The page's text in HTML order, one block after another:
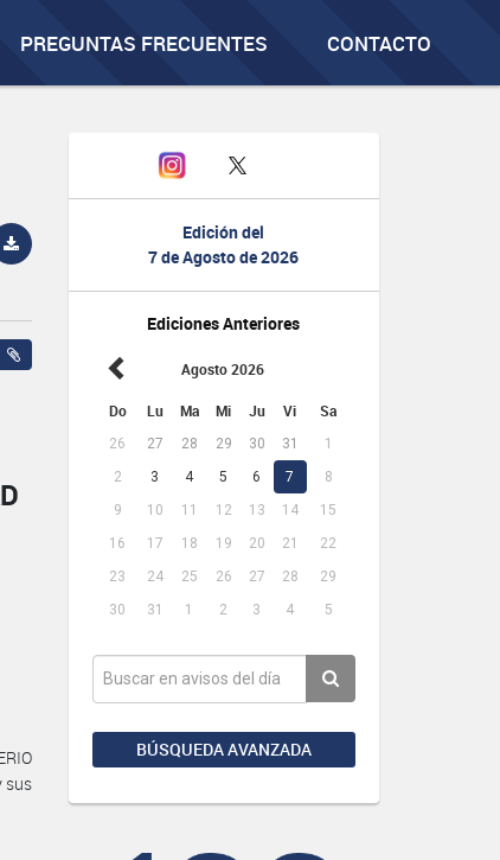
PREGUNTAS FRECUENTES CONTACTO
Edición del
7 de Agosto de 2026
Ediciones Anteriores
Agosto 2026
Do Lu Ma Mi Ju Vi Sa
26 27 28 29 30 31
1
2
3 4 5 6 7
8
9
10 11 12 13 14
15
16
17 18 19 20 21
22
23
24 25 26 27 28
29
30
31 1 2 3 4 5
BÚSQUEDA AVANZADA
sus